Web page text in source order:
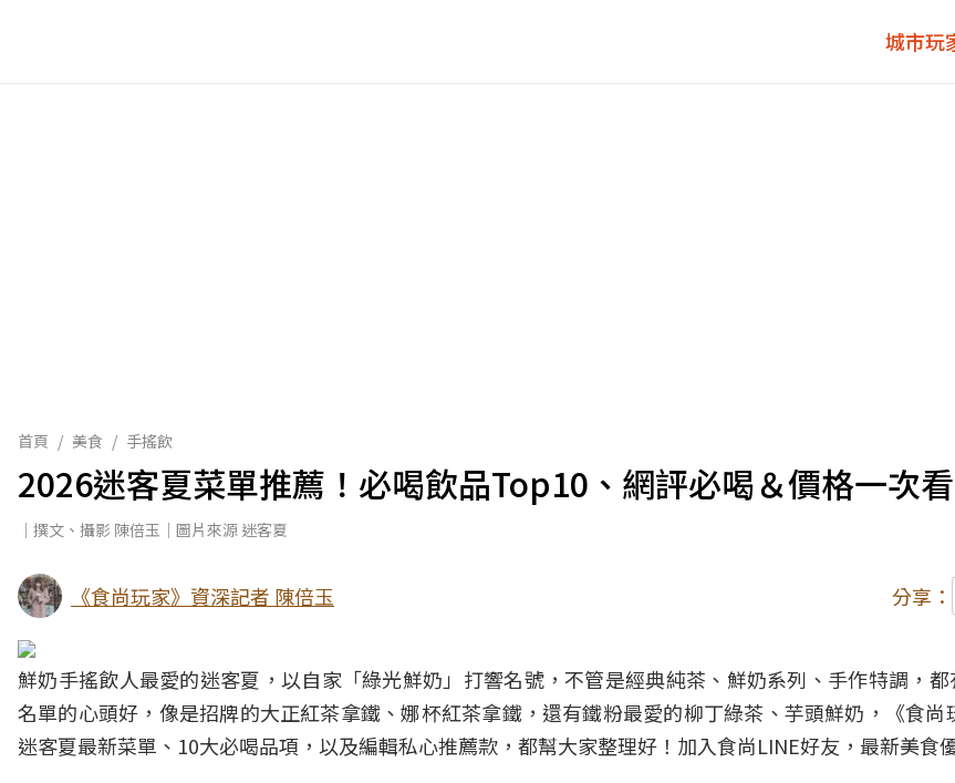
城市玩
首頁 / 美食 / 手搖飲
2026迷客夏菜單推薦！必喝飲品Top10、網評必喝＆價格一次看
｜撰文、攝影 陳倍玉｜圖片來源 迷客夏
《食尚玩家》資深記者 陳倍玉 分享：
鮮奶手搖飲人最愛的迷客夏，以自家「綠光鮮奶」打響名號，不管是經典純茶、鮮奶系列、手作特調，
名單的心頭好，像是招牌的大正紅茶拿鐵、娜杯紅茶拿鐵，還有鐵粉最愛的柳丁綠茶、芋頭鮮奶，《食尚
迷客夏最新菜單、10大必喝品項，以及編輯私心推薦款，都幫大家整理好！ 加入食尚LINE好友，最新美食